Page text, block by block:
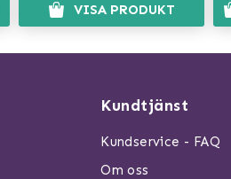
VISA PRODUKT
Kundtjänst
Kundservice - FAQ
Om oss